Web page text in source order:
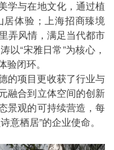
学与在地文化，通过植
体验；上海招商臻境
弄风情，满足当代都市
以“宋雅日常”为核心，
闭环。
的项目更收获了行业与
融合到立体空间的创新
景观的可持续营造，每
意栖居”的企业使命。